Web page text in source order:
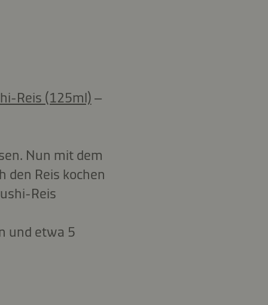
Reis (125ml) –
Nun mit dem
den Reis kochen
Reis
und etwa 5